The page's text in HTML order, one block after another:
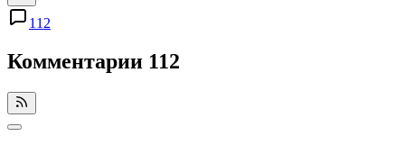
112
Комментарии 112